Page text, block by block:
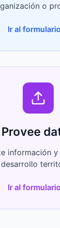
o
Ir al formulario
Provee
información
desarrollo
Ir al formulario